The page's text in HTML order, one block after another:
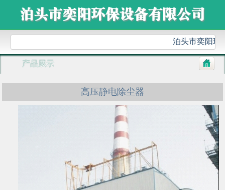
泊头市奕阳环
产品展示
高压静电除尘器